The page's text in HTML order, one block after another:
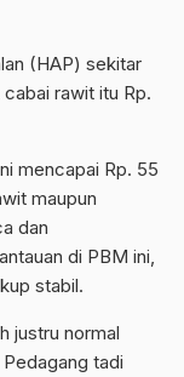
(HAP) sekitar
rawit itu Rp.
mencapai Rp. 55
maupun
dan
di PBM ini,
stabil.
justru normal
tadi